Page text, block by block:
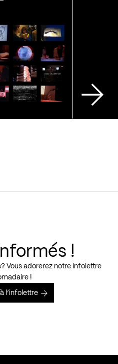
!
Vous adorerez notre infolettre
!
l’infolettre